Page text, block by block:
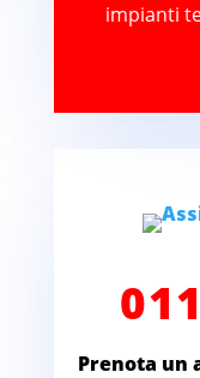
impianti
Prenota un